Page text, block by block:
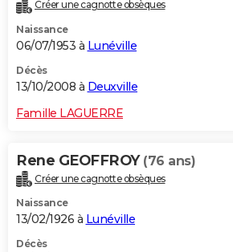
Créer une cagnotte obsèques
Naissance
06/07/1953 à Lunéville
Décès
13/10/2008 à Deuxville
Famille LAGUERRE
Rene GEOFFROY (76 ans)
Créer une cagnotte obsèques
Naissance
13/02/1926 à Lunéville
Décès